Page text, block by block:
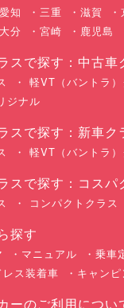
愛知 三重 滋賀
大分 宮崎 鹿児島
スで探す：中古車
軽VT（バントラ
ジナル
スで探す：新車ク
軽VT（バントラ
スで探す：コスパ
コンパクトクラス
探す
マニュアル 乗車
ス装着車
キャン
ーのご利用につい